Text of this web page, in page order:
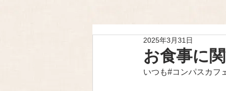
お食事に
2025年3月31日
いつも#コンパスカフ